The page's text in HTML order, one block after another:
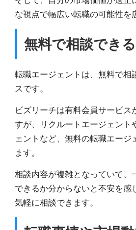
な視点で幅広い転職の可能性を
無料で相談できる
転職エージェントは、無料で相
スです。
ビズリーチは有料会員サービス
すが、リクルートエージェント
ェントなど、無料の転職エージ
ます。
相談内容が複雑となっていて、
できるか分からないと不安を感
気軽に相談できます。